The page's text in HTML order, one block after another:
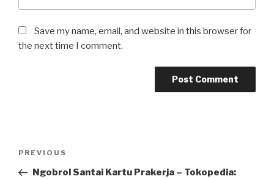
Save my name, email, and website in this browser for
the next time I comment.
Previous
Post
PREVIOUS
Ngobrol Santai Kartu Prakerja – Tokopedia: